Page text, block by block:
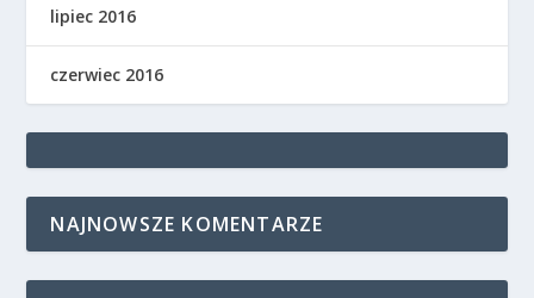
lipiec 2016
czerwiec 2016
NAJNOWSZE KOMENTARZE